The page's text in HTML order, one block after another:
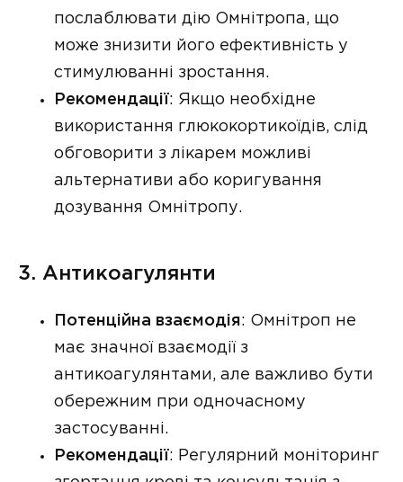
послаблювати дію Омнітропа, що
може знизити його ефективність у
стимулюванні зростання.
Рекомендації: Якщо необхідне
використання глюкокортикоїдів, слід
обговорити з лікарем можливі
альтернативи або коригування
дозування Омнітропу.
3. Антикоагулянти
Потенційна взаємодія: Омнітроп не
має значної взаємодії з
антикоагулянтами, але важливо бути
обережним при одночасному
застосуванні.
Рекомендації: Регулярний моніторинг